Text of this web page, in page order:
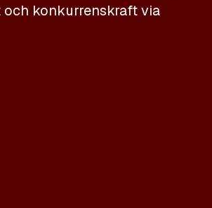
konkurrenskraft via